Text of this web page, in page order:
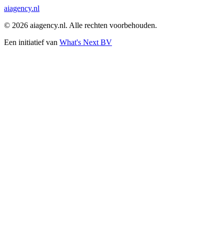
aiagency.nl
© 2026 aiagency.nl. Alle rechten voorbehouden.
Een initiatief van What's Next BV